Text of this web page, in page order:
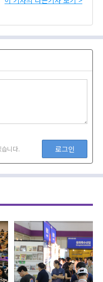
니다. 로그인